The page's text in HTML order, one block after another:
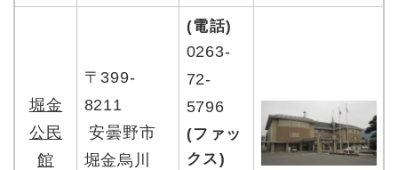
堀金
公民
館
〒399-
8211
安曇野市
堀金烏川
(電話)
0263-
72-
5796
(ファッ
クス)